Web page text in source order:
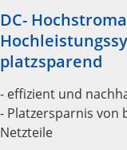
DC-
platzsparend
- effizient und
- Platzersparnis von
Netzteile